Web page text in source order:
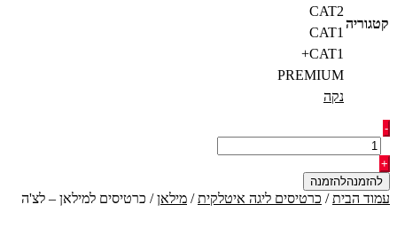
קטגוריה
CAT2
CAT1
CAT1+
PREMIUM
נקה
כמות
של
כרטיסים
למילאן
-
לצ'ה
-
+
להזמנה
עמוד הבית/ כרטיסים ליגה איטלקית/ מילאן/ כרטיסים למילאן – לצ'ה